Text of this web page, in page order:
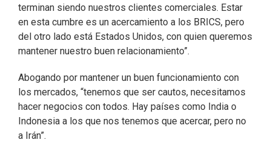
terminan siendo nuestros clientes comerciales. Estar
en esta cumbre es un acercamiento a los BRICS, pero
del otro lado está Estados Unidos, con quien queremos
mantener nuestro buen relacionamiento”.
Abogando por mantener un buen funcionamiento con
los mercados, “tenemos que ser cautos, necesitamos
hacer negocios con todos. Hay países como India o
Indonesia a los que nos tenemos que acercar, pero no
a Irán”.